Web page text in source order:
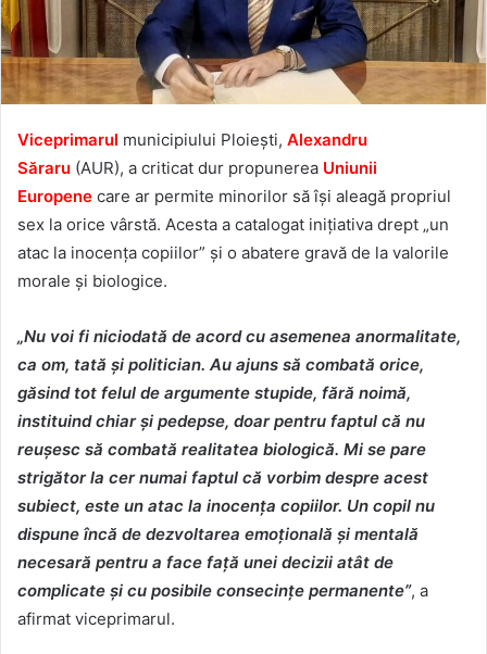
Viceprimarul municipiului Ploiești, Alexandru
Săraru (AUR), a criticat dur propunerea Uniunii
Europene care ar permite minorilor să își aleagă propriul
sex la orice vârstă. Acesta a catalogat inițiativa drept „un
atac la inocența copiilor” și o abatere gravă de la valorile
morale și biologice.
„Nu voi fi niciodată de acord cu asemenea anormalitate,
ca om, tată și politician. Au ajuns să combată orice,
găsind tot felul de argumente stupide, fără noimă,
instituind chiar și pedepse, doar pentru faptul că nu
reușesc să combată realitatea biologică. Mi se pare
strigător la cer numai faptul că vorbim despre acest
subiect, este un atac la inocența copiilor. Un copil nu
dispune încă de dezvoltarea emoțională și mentală
necesară pentru a face față unei decizii atât de
complicate și cu posibile consecințe permanente”, a
afirmat viceprimarul.